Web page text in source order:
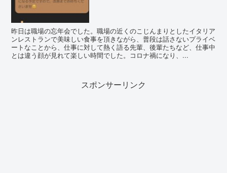
昨日は職場の忘年会でした。職場の近くのこじんまりとしたイタリア
ンレストランで美味しい食事を頂きながら、普段は話さないプライベ
ートなことから、仕事に対して熱く語る先輩、後輩たちなど、仕事中
とは違う顔が見れて楽しい時間でした。コロナ禍になり、...
スポンサーリンク